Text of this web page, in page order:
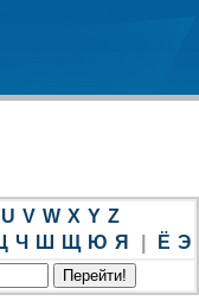
U V W X Y Z
Ч Ш Щ Ю Я Ё Э